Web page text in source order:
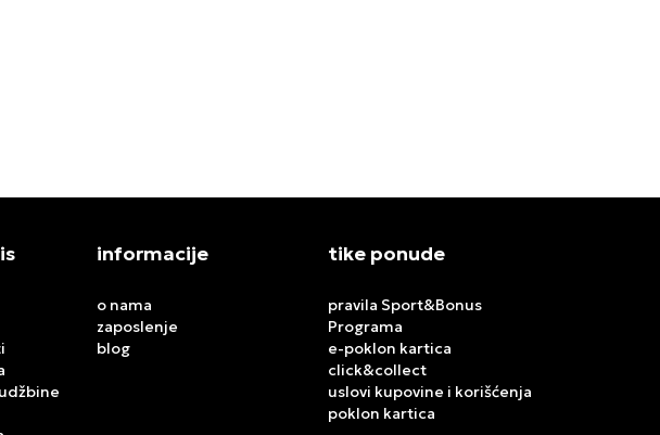
informacije
o nama
zaposlenje
blog
tike ponude
pravila Sport&Bonus
Programa
e-poklon kartica
click&collect
uslovi kupovine i korišćenja
poklon kartica